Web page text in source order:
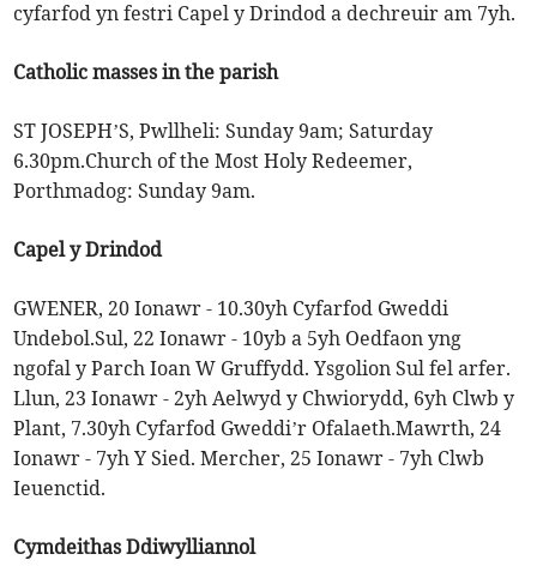
cyfarfod yn festri Capel y Drindod a dechreuir am 7yh.
Catholic masses in the parish
ST JOSEPH’S, Pwllheli: Sunday 9am; Saturday
6.30pm.Church of the Most Holy Redeemer,
Porthmadog: Sunday 9am.
Capel y Drindod
GWENER, 20 Ionawr - 10.30yh Cyfarfod Gweddi
Undebol.Sul, 22 Ionawr - 10yb a 5yh Oedfaon yng
ngofal y Parch Ioan W Gruffydd. Ysgolion Sul fel arfer.
Llun, 23 Ionawr - 2yh Aelwyd y Chwiorydd, 6yh Clwb y
Plant, 7.30yh Cyfarfod Gweddi’r Ofalaeth.Mawrth, 24
Ionawr - 7yh Y Sied. Mercher, 25 Ionawr - 7yh Clwb
Ieuenctid.
Cymdeithas Ddiwylliannol